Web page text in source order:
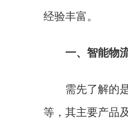
经验丰富。
一、智能物
需先了解的
等，其主要产品